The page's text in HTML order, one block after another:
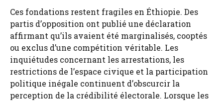
Ces fondations restent fragiles en Éthiopie. Des
partis d’opposition ont publié une déclaration
affirmant qu’ils avaient été marginalisés, cooptés
ou exclus d’une compétition véritable. Les
inquiétudes concernant les arrestations, les
restrictions de l’espace civique et la participation
politique inégale continuent d’obscurcir la
perception de la crédibilité électorale. Lorsque les